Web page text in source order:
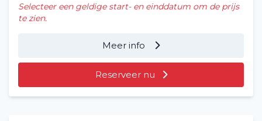
Selecteer een geldige start- en einddatum om de prijs
te zien.
Meer info
Reserveer nu